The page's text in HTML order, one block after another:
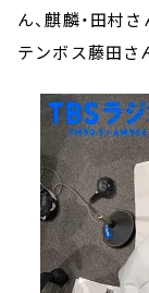
ん、麒麟・田村
テンボス藤田さ